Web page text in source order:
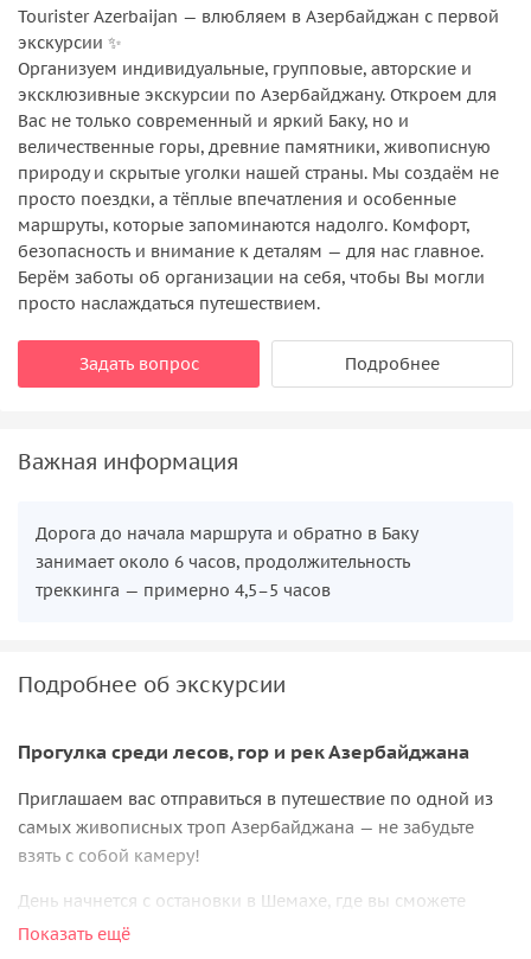
Tourister Azerbaijan — влюбляем в Азербайджан с первой
экскурсии ✨
Организуем индивидуальные, групповые, авторские и
эксклюзивные экскурсии по Азербайджану. Откроем для
Вас не только современный и яркий Баку, но и
величественные горы, древние памятники, живописную
природу и скрытые уголки нашей страны. Мы создаём не
просто поездки, а тёплые впечатления и особенные
маршруты, которые запоминаются надолго. Комфорт,
безопасность и внимание к деталям — для нас главное.
Берём заботы об организации на себя, чтобы Вы могли
просто наслаждаться путешествием.
Задать вопрос Подробнее
Важная информация
Дорога до начала маршрута и обратно в Баку
занимает около 6 часов, продолжительность
треккинга — примерно 4,5–5 часов
Подробнее об экскурсии
Прогулка среди лесов, гор и рек Азербайджана
Приглашаем вас отправиться в путешествие по одной из
самых живописных троп Азербайджана — не забудьте
взять с собой камеру!
День начнется с остановки в Шемахе, где вы сможете
спокойно позавтракать. Азербайджанский традиционный
Показать ещё